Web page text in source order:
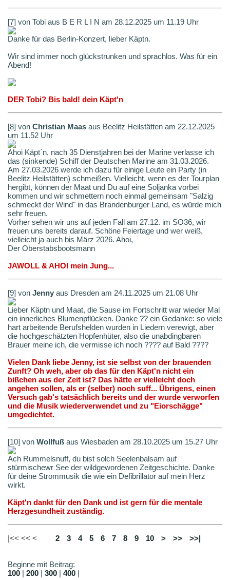
[7] von Tobi aus B E R L I N am 28.12.2025 um 11.19 Uhr
Danke für das Berlin-Konzert, lieber Käptn.
Wir sind immer noch glückstrunken und sprachlos. Was für ein
Abend!
DER Tobi? Bis bald! dein Käpt'n
[8] von Christian Maas aus Beelitz Heilstätten am 22.12.2025
um 11.52 Uhr
Ahoi Käpt´n, nach 35 Dienstjahren bei der Marine verlasse ich
das (sinkende) Schiff der Deutschen Marine am 31.03.2026.
Am 27.03.2026 werde ich dazu für einige Leute ein Party (in
Beelitz Heilstätten) schmeißen. Vielleicht, wenn es der Tourplan
hergibt, können der Maat und Du auf eine Soljanka vorbei
kommen und wir schmettern noch einmal gemeinsam "Salzig
schmeckt der Wind" in das Brandenburger Land, es würde mich
sehr freuen.
Vorher sehen wir uns auf jeden Fall am 27.12. im SO36, wir
freuen uns bereits darauf. Schöne Feiertage und wer weiß,
vielleicht ja auch bis März 2026. Ahoi,
Der Oberstabsbootsmann
JAWOLL & AHOI mein Jung...
[9] von Jenny aus Dresden am 24.11.2025 um 21.08 Uhr
Lieber Käptn und Maat, die Sause im Fortschritt war wieder Mal
ein innerliches Blumenpflücken. Danke ?? ein Gedanke: so viele
hart arbeitende Berufshelden wurden in Liedern verewigt, aber
die hochgeschätzten Hopfenhüter, also die unabdingbaren
Brauer meine ich, die vermisse ich noch ???? auf Bald ????
Vielen Dank liebe Jenny, ist sie selbst von der brauenden
Zunft? Oh weh, aber ob das für den Käpt'n nicht ein
bißchen aus der Zeit ist? Das hätte er vielleicht doch
angehen sollen, als er (selber) noch suff... Übrigens, einen
Versuch gab's tatsächlich bereits und der wurde verworfen
und die Musik wiederverwendet und zu "Eiorschägge"
umgedichtet.
[10] von Wollfuß aus Wiesbaden am 28.10.2025 um 15.27 Uhr
Ach Rummelsnuff, du bist solch Seelenbalsam auf
stürmischewr See der wildgewordenen Zeitgeschichte. Danke
für deine Strommusik die wie ein Defibrillator auf mein Herz
wirkt.
Käpt'n dankt für den Dank und ist gern für die mentale
Herzgesundheit zuständig.
|<< << < 2 3 4 5 6 7 8 9 10 > >> >>|
Beginne mit Beitrag:
100 | 200 | 300 | 400 |